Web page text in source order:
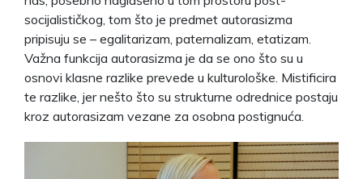
socijalističkog, tom što je predmet autorasizma
pripisuju se – egalitarizam, paternalizam, etatizam.
Važna funkcija autorasizma je da se ono što su u
osnovi klasne razlike prevede u kulturološke. Mistificira
te razlike, jer nešto što su strukturne odrednice postaju
kroz autorasizam vezane za osobna postignuća.